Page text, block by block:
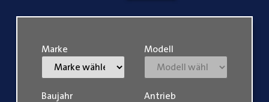
Marke Modell
Baujahr Antrieb